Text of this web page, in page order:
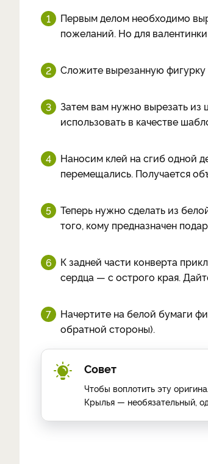
Первым делом необходимо
пожеланий. Но для
Сложите вырезанную фигурку
Затем вам нужно вырезать из
использовать в качестве
Наносим клей на сгиб одной
перемещались. Получается
Теперь нужно сделать из
того, кому предназначен
К задней части конверта
сердца — с острого края.
Начертите на белой бумаги
обратной стороны).
Совет
Чтобы воплотить эту
Крылья — необязательный,